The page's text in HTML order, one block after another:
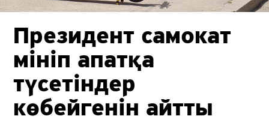
Президент самокат
мініп апатқа
түсетіндер
көбейгенін айтты